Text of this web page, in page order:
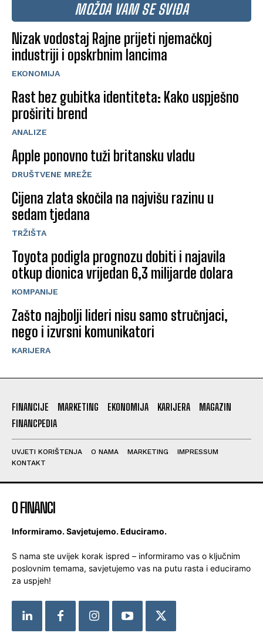
MOŽDA VAM SE SVIĐA
Nizak vodostaj Rajne prijeti njemačkoj
industriji i opskrbnim lancima
EKONOMIJA
Rast bez gubitka identiteta: Kako uspješno
proširiti brend
ANALIZE
Apple ponovno tuži britansku vladu
DRUŠTVENE MREŽE
Cijena zlata skočila na najvišu razinu u
sedam tjedana
TRŽIŠTA
Toyota podigla prognozu dobiti i najavila
otkup dionica vrijedan 6,3 milijarde dolara
KOMPANIJE
Zašto najbolji lideri nisu samo stručnjaci,
nego i izvrsni komunikatori
KARIJERA
FINANCIJE MARKETING EKONOMIJA KARIJERA
MAGAZIN
FINANCPEDIA
UVJETI KORIŠTENJA O NAMA MARKETING
IMPRESSUM
KONTAKT
O FINANCI
Informiramo. Savjetujemo. Educiramo.
S nama ste uvijek korak ispred – informiramo vas o ključnim
poslovnim temama, savjetujemo vas na putu rasta i educiramo
za uspjeh!